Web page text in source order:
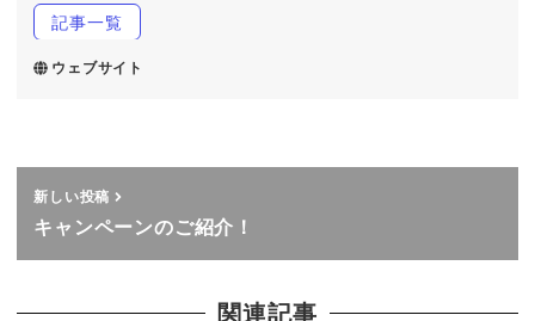
記事一覧
ウェブサイト
新しい投稿
キャンペーンのご紹介！
関連記事